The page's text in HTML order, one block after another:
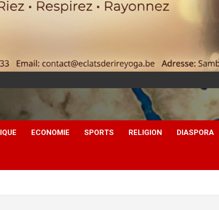
ECONOMIE SPORTS RELIGION DIASPORA